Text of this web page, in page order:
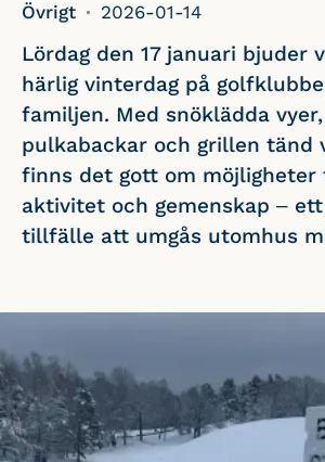
Övrigt 2026-01-14
Lördag den 17 januari bjuder
härlig vinterdag på
familjen. Med snöklädda
pulkabackar och grillen tänd
finns det gott om möjligheter
aktivitet och gemenskap –
tillfälle att umgås utomhus